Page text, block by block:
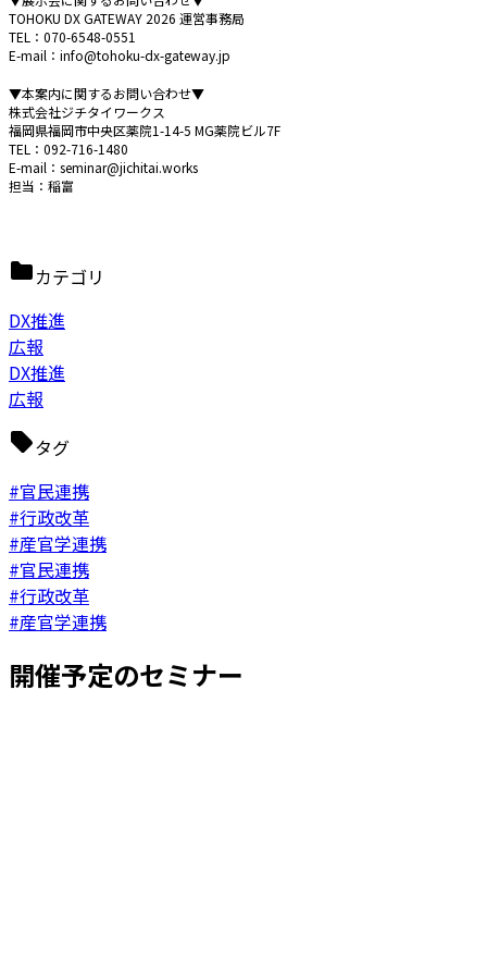
TOHOKU DX GATEWAY 2026 運営事務局
TEL：070-6548-0551
E-mail：info@tohoku-dx-gateway.jp
▼本案内に関するお問い合わせ▼
株式会社ジチタイワークス
福岡県福岡市中央区薬院1-14-5 MG薬院ビル7F
TEL：092-716-1480
E-mail：seminar@jichitai.works
担当：稲富
カテゴリ
DX推進
広報
DX推進
広報
タグ
#官民連携
#行政改革
#産官学連携
#官民連携
#行政改革
#産官学連携
開催予定のセミナー